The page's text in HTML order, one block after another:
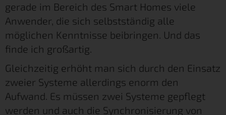
gerade im Bereich des Smart Homes viele
Anwender, die sich selbstständig alle
möglichen Kenntnisse beibringen. Und das
finde ich großartig.
Gleichzeitig erhöht man sich durch den Einsatz
zweier Systeme allerdings enorm den
Aufwand. Es müssen zwei Systeme gepflegt
werden und auch die Synchronisierung von